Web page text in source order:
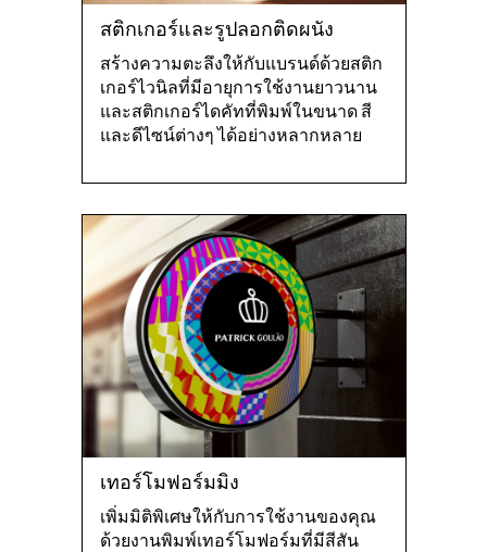
สติกเกอร์และรูปลอกติดผนัง
สร้างความตะลึงให้กับแบรนด์ด้วยสติก
เกอร์ไวนิลที่มีอายุการใช้งานยาวนาน
และสติกเกอร์ไดคัทที่พิมพ์ในขนาด สี
และดีไซน์ต่างๆ ได้อย่างหลากหลาย
เทอร์โมฟอร์มมิง
เพิ่มมิติพิเศษให้กับการใช้งานของคุณ
ด้วยงานพิมพ์เทอร์โมฟอร์มที่มีสีสัน